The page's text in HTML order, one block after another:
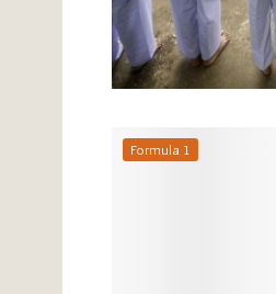
Formula 1